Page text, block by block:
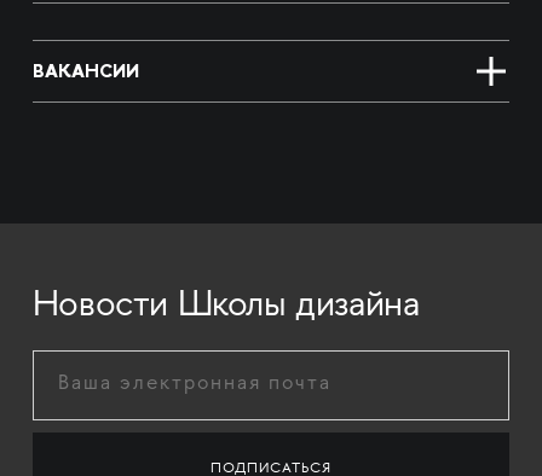
ВАКАНСИИ
Новости Школы дизайна